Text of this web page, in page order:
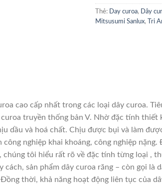
Thẻ: Day curoa, Dây
Mitsusumi Sanlux, Tri
cao cấp nhất trong các loại dây curoa.
truyền thống bản V. Nhờ đặc tính thiết
dầu và hoá chất. Chịu được bụi và làm
nghiệp khai khoáng, công nghiệp
chúng tôi hiểu rất rõ về đặc tính từng loại ,
sản phẩm dây curoa răng – còn gọi
thời, khả năng hoạt động liên tục của